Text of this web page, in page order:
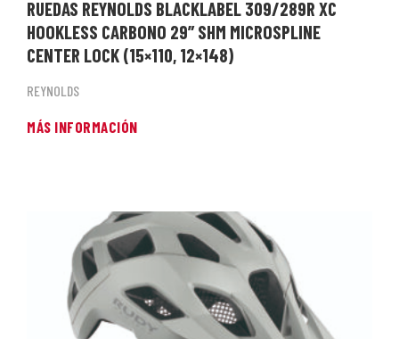
RUEDAS REYNOLDS BLACKLABEL 309/289R XC
HOOKLESS CARBONO 29” SHM MICROSPLINE
CENTER LOCK (15×110, 12×148)
REYNOLDS
MÁS INFORMACIÓN